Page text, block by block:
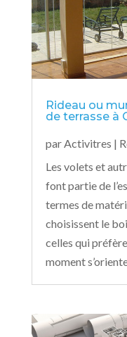
Rideau ou
de terrasse à
par Activitres |
Les volets et
font partie de
termes de
choisissent le
celles qui
moment s’oriente